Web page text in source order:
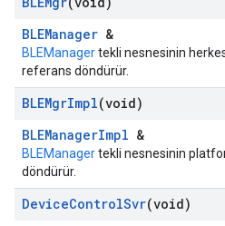
BLEManager &
BLEManagertekli nesnesinin
referans döndürür.
BLEMgrImpl(void)
BLEManagerImpl &
BLEManagertekli nesnesinin
döndürür.
DeviceControlSvr(void)